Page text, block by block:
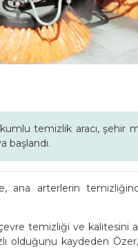
temizlik aracı, şehir
başlandı.
ana arterlerin
temizliği ve kalitesini
olduğunu kaydeden